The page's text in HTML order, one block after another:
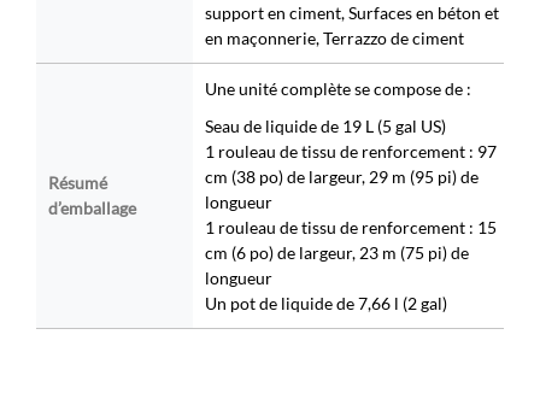
support en ciment, Surfaces en béton et
en maçonnerie, Terrazzo de ciment
Résumé
d’emballage
Une unité complète se compose de :
Seau de liquide de 19 L (5 gal US)
1 rouleau de tissu de renforcement : 97
cm (38 po) de largeur, 29 m (95 pi) de
longueur
1 rouleau de tissu de renforcement : 15
cm (6 po) de largeur, 23 m (75 pi) de
longueur
Un pot de liquide de 7,66 l (2 gal)